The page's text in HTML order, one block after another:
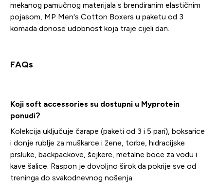
mekanog pamučnog materijala s brendiranim elastičnim
pojasom, MP Men's Cotton Boxers u paketu od 3
komada donose udobnost koja traje cijeli dan.
FAQs
Koji soft accessories su dostupni u Myprotein
ponudi?
Kolekcija uključuje čarape (paketi od 3 i 5 pari), boksarice
i donje rublje za muškarce i žene, torbe, hidracijske
prsluke, backpackove, šejkere, metalne boce za vodu i
kave šalice. Raspon je dovoljno širok da pokrije sve od
treninga do svakodnevnog nošenja.